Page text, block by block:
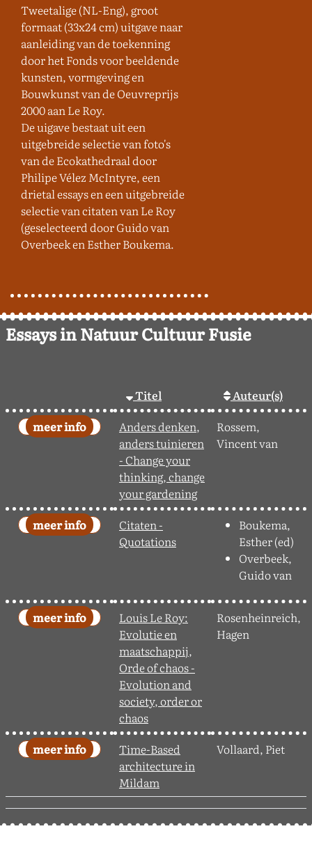
Tweetalige (NL-Eng), groot
formaat (33x24 cm) uitgave naar
aanleiding van de toekenning
door het Fonds voor beeldende
kunsten, vormgeving en
Bouwkunst van de Oeuvreprijs
2000 aan Le Roy.
De uigave bestaat uit een
uitgebreide selectie van foto's
van de Ecokathedraal door
Philipe Vélez McIntyre, een
drietal essays en een uitgebreide
selectie van citaten van Le Roy
(geselecteerd door Guido van
Overbeek en Esther Boukema.
Essays in Natuur Cultuur Fusie
Titel
Auteur(s)
Anders denken,
anders tuinieren
- Change your
thinking, change
your gardening
Rossem,
Vincent van
Citaten -
Quotations
Boukema,
Esther (ed)
Overbeek,
Guido van
Louis Le Roy:
Evolutie en
maatschappij,
Orde of chaos -
Evolution and
society, order or
chaos
Rosenheinreich,
Hagen
Time-Based
architecture in
Mildam
Vollaard, Piet